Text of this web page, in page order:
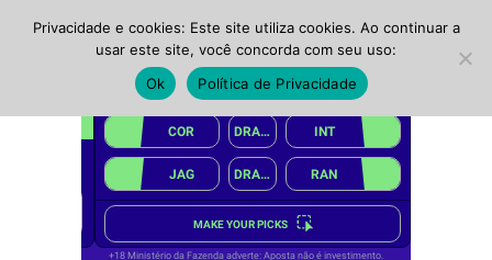
Privacidade e cookies: Este site utiliza cookies. Ao continuar a
usar este site, você concorda com seu uso:
Ok
Política de Privacidade